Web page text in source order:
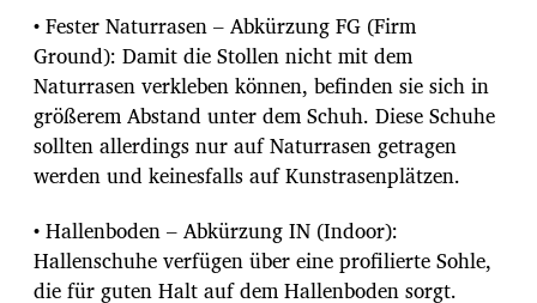
• Fester Naturrasen – Abkürzung FG (Firm
Ground): Damit die Stollen nicht mit dem
Naturrasen verkleben können, befinden sie sich in
größerem Abstand unter dem Schuh. Diese Schuhe
sollten allerdings nur auf Naturrasen getragen
werden und keinesfalls auf Kunstrasenplätzen.
• Hallenboden – Abkürzung IN (Indoor):
Hallenschuhe verfügen über eine profilierte Sohle,
die für guten Halt auf dem Hallenboden sorgt.